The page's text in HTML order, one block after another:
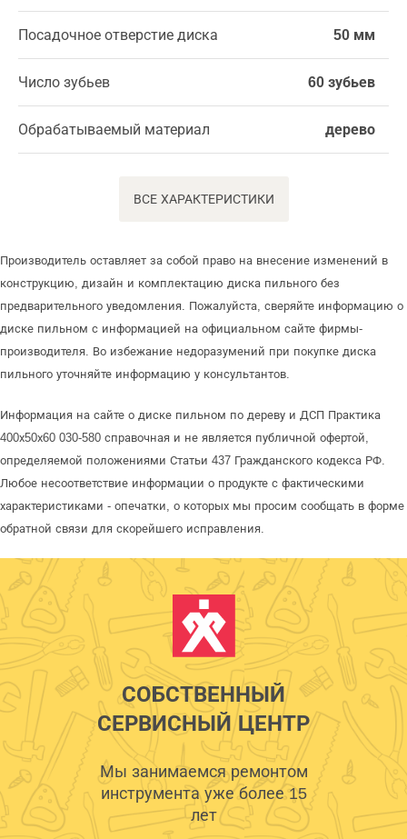
Посадочное отверстие диска 50 мм
Число зубьев 60 зубьев
Обрабатываемый материал дерево
ВСЕ ХАРАКТЕРИСТИКИ
Производитель оставляет за собой право на внесение изменений в
конструкцию, дизайн и комплектацию диска пильного без
предварительного уведомления. Пожалуйста, сверяйте информацию о
диске пильном с информацией на официальном сайте фирмы-
производителя. Во избежание недоразумений при покупке диска
пильного уточняйте информацию у консультантов.
Информация на сайте о диске пильном по дереву и ДСП Практика
400х50х60 030-580 справочная и не является публичной офертой,
определяемой положениями Статьи 437 Гражданского кодекса РФ.
Любое несоответствие информации о продукте с фактическими
характеристиками - опечатки, о которых мы просим сообщать в форме
обратной связи для скорейшего исправления.
СОБСТВЕННЫЙ
СЕРВИСНЫЙ ЦЕНТР
Мы занимаемся ремонтом
инструмента уже более 15
лет